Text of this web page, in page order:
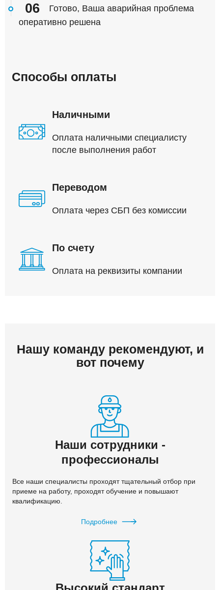
06
Готово, Ваша аварийная проблема
оперативно решена
Способы оплаты
Наличными
Оплата наличными специалисту
после выполнения работ
Переводом
Оплата через СБП без комиссии
По счету
Оплата на реквизиты компании
Нашу команду рекомендуют, и
вот почему
Наши сотрудники -
профессионалы
Все наши специалисты проходят тщательный отбор при
приеме на работу, проходят обучение и повышают
квалификацию.
Подробнее